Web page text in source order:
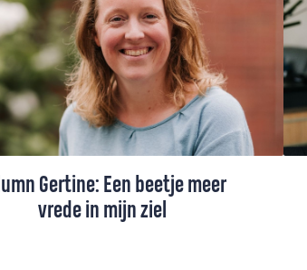
Gertine: Een beetje meer
vrede in mijn ziel